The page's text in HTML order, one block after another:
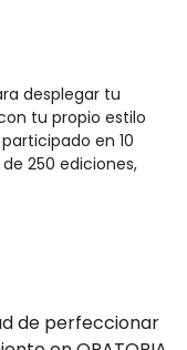
desplegar tu
tu propio estilo
en 10
250 ediciones,
de perfeccionar